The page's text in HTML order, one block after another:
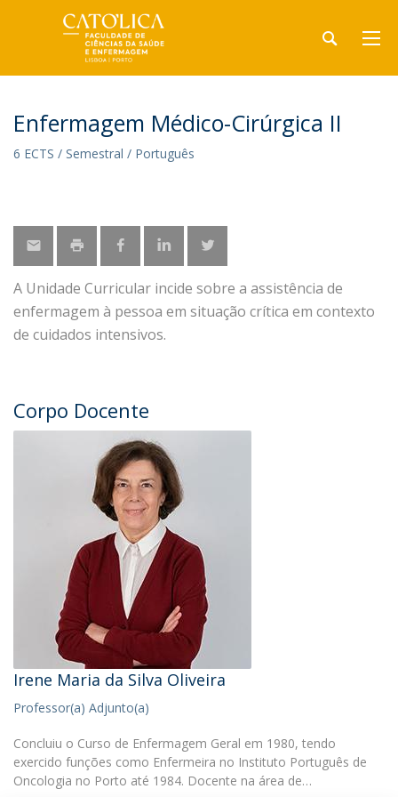
Enfermagem Médico-Cirúrgica II
6 ECTS / Semestral / Português
A Unidade Curricular incide sobre a assistência de
enfermagem à pessoa em situação crítica em contexto
de cuidados intensivos.
Corpo Docente
Irene Maria da Silva Oliveira
Professor(a) Adjunto(a)
Concluiu o Curso de Enfermagem Geral em 1980, tendo
exercido funções como Enfermeira no Instituto Português de
Oncologia no Porto até 1984. Docente na área de…